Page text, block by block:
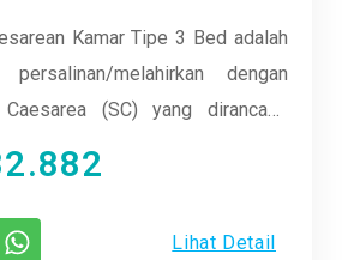
Kamar Tipe 3 Bed adalah
melahirkan dengan
(SC) yang dirancang
dan perhatian khusus bagi ibu
segera lahir. Di RS Columbia
memahami bahwa momen
dalam keluarga adalah momen
Lihat Detail